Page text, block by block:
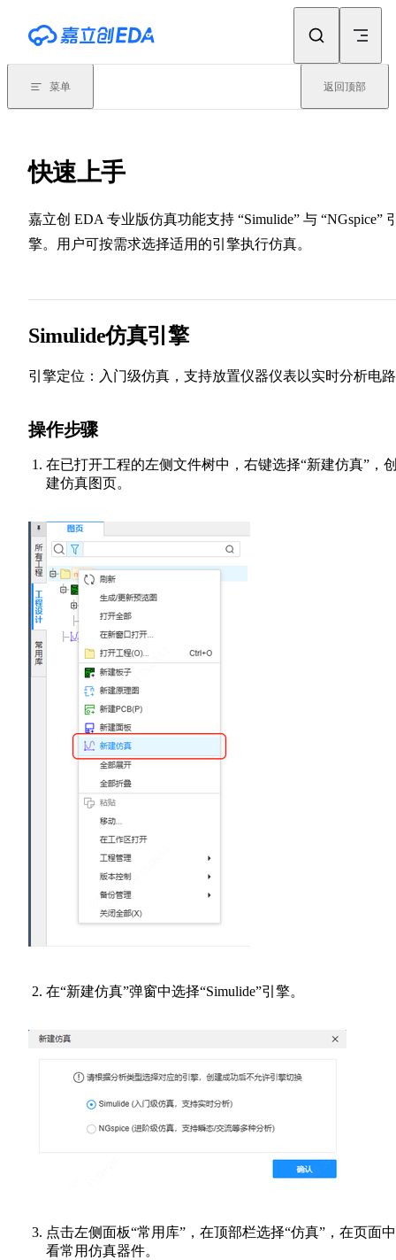
菜单 返回顶部
快速上手
嘉立创 EDA 专业版仿真功能支持 “Simulide” 与 “NGspice”
擎。用户可按需求选择适用的引擎执行仿真。
Simulide仿真引擎
引擎定位：入门级仿真，支持放置仪器仪表以实时分析电
操作步骤
在已打开工程的左侧文件树中，右键选择“新建仿真”，
建仿真图页。
在“新建仿真”弹窗中选择“Simulide”引擎。
点击左侧面板“常用库”，在顶部栏选择“仿真”，在页面
看常用仿真器件。